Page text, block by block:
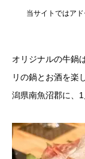
当サイトではア
オリジナルの牛鍋
リの鍋とお酒を楽
潟県南魚沼郡に、1